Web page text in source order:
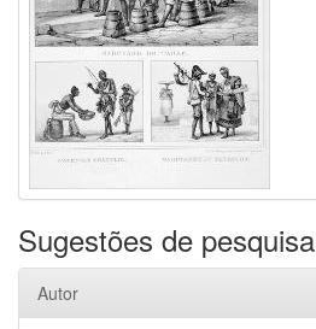
Sugestões de pesquisa
Autor